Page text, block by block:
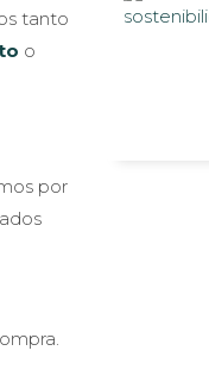
tanto
o
por